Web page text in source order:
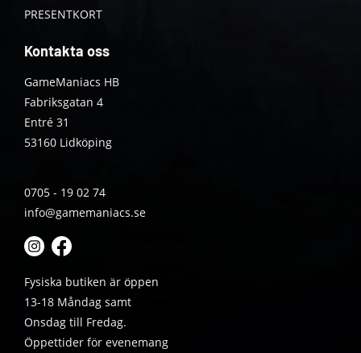
PRESENTKORT
Kontakta oss
GameManiacs HB
Fabriksgatan 4
Entré 31
53160 Lidköping
0705 - 19 02 74
info@gamemaniacs.se
Fysiska butiken är öppen
13-18 Måndag samt
Onsdag till Fredag.
Öppettider för evenemang